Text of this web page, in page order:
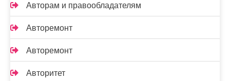
Авторам и правообладателям
Авторемонт
Авторемонт
Авторитет